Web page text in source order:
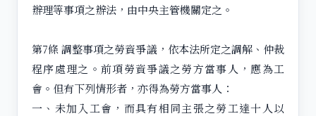
辦理等事項之辦法，由中央主管機關定之。
第7條 調整事項之勞資爭議，依本法所定之調解、仲裁
程序處理之。前項勞資爭議之勞方當事人，應為工
會。但有下列情形者，亦得為勞方當事人：
一、未加入工會，而具有相同主張之勞工達十人以